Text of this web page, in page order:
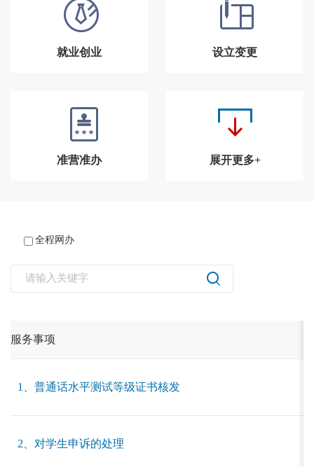
就业创业 设立变更
准营准办 展开更多+
全程网办